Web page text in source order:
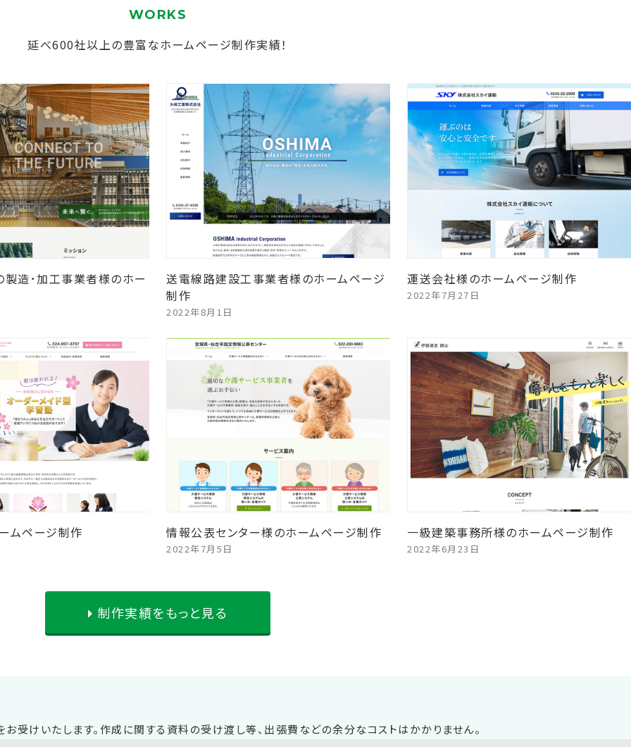
WORKS
延べ600社以上の豊富なホームページ制作実績！
造･加工事業者様のホー
送電線路建設工事業者様のホームページ
制作
2022年8月1日
運送会社様のホームページ制作
2022年7月27日
ムページ制作 情報公表センター様のホームページ制作
2022年7月5日
一級建築事務所様のホームページ制作
2022年6月23日
制作実績をもっと見る